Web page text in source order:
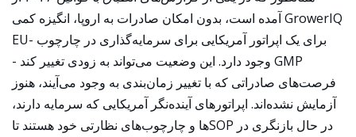
GrowerIQ آمده است، بدون امکان صادرات به اروپا، انگیزه کمی
برای یک اپراتور آمریکایی برای سرمایه‌گذاری در چارچوب EU-
GMP وجود دارد. این وضعیت می‌تواند به زودی تغییر کند -
فرصت‌های صادراتی که با تغییر زمان‌بندی به وجود می‌آیند، هنوز
آزمایش نشده‌اند. اپراتورهای آینده‌نگر آمریکایی که سرمایه دارند،
در حال بازنگری در SOPها و چارچوب‌های نظارتی خود هستند تا